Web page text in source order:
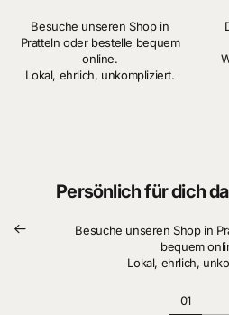
Besuche unseren Shop in
Pratteln oder bestelle bequem
online.
Lokal, ehrlich, unkompliziert.
Persönlich für dich
Besuche unseren Shop in
bequem
Lokal, ehrlich,